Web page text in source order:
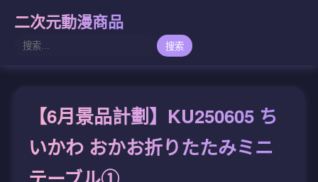
二次元動漫商品
搜索
【6月景品計劃】KU250605 ち
いかわ おかお折りたたみミニ